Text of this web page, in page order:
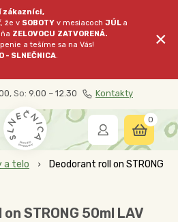
zákazníci,
že v SOBOTY v mesiacochJÚL a
ZELOVOCU ZATVORENÁ.
a tešíme sa na Vás!
- SLNEČNICA.
×
, So: 9.00 – 12.30 Kontakty
0
a telo
Deodorant roll on STRONG
STRONG 50ml LAV